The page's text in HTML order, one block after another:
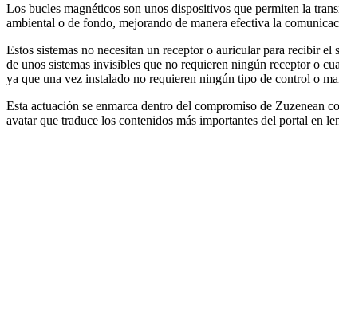
Los bucles magnéticos son unos dispositivos que permiten la
ambiental o de fondo, mejorando de manera efectiva la
Estos sistemas no necesitan un receptor o auricular para recibir
de unos sistemas invisibles que no requieren ningún receptor o
ya que una vez instalado no requieren ningún tipo de control o
Esta actuación se enmarca dentro del compromiso de Zuzenean
avatar que traduce los contenidos más importantes del portal en